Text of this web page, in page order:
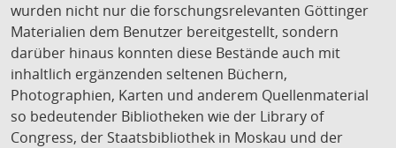
wurden nicht nur die forschungsrelevanten Göttinger
Materialien dem Benutzer bereitgestellt, sondern
darüber hinaus konnten diese Bestände auch mit
inhaltlich ergänzenden seltenen Büchern,
Photographien, Karten und anderem Quellenmaterial
so bedeutender Bibliotheken wie der Library of
Congress, der Staatsbibliothek in Moskau und der